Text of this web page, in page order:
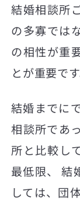
結婚相談所
の多寡では
の相性が重
とが重要です
結婚までに
相談所であ
所と比較し
最低限、 結
しては、団